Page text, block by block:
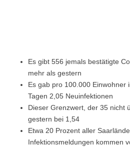
Es gibt 556 jemals bestätigte
mehr als gestern
Es gab pro 100.000 Einwohner
Tagen 2,05 Neuinfektionen
Dieser Grenzwert, der 35 nicht
gestern bei 1,54
Etwa 20 Prozent aller
Infektionsmeldungen kommen